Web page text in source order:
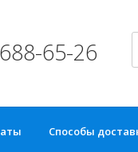
65-26
Способы